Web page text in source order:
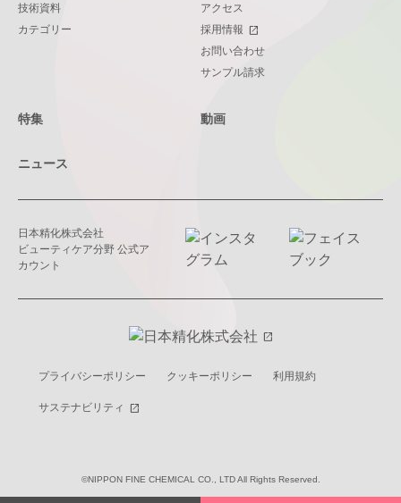
技術資料
カテゴリー
アクセス
採用情報 open_in_new
お問い合わせ
サンプル請求
特集 動画
ニュース
日本精化株式会社
ビューティケア分野 公式ア
カウント
プライバシーポリシー クッキーポリシー 利用規約
サステナビリティ open_in_new
open_in_new
©NIPPON FINE CHEMICAL CO., LTD All Rights Reserved.